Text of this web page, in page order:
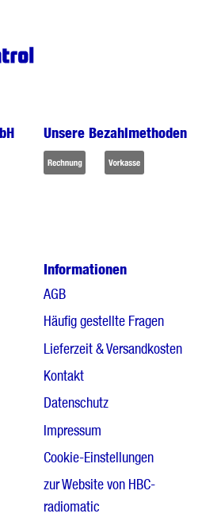
Unsere Bezahlmethoden
Informationen
AGB
Häufig gestellte Fragen
Lieferzeit & Versandkosten
Kontakt
Datenschutz
Impressum
Cookie-Einstellungen
zur Website von HBC-
radiomatic